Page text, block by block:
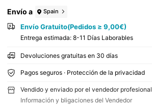
Envío a Spain
Envío Gratuito(Pedidos ≥ 9,00€)
Entrega estimada: 8-11 Días Laborables
Devoluciones gratuitas en 30 días
Pagos seguros · Protección de la privacidad
Vendido y enviado por el vendedor
Información y bligaciones del Vendedor